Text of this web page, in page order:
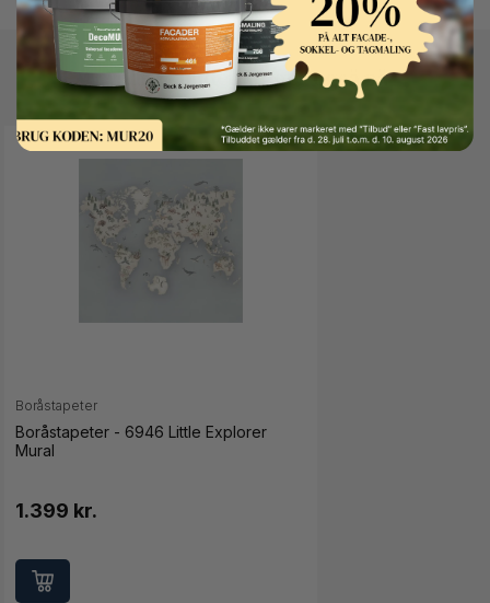
Andre kunder kigger også på
Boråstapeter
Boråstapeter - 6946 Little Explorer
Mural
1.399 kr.
Button Text